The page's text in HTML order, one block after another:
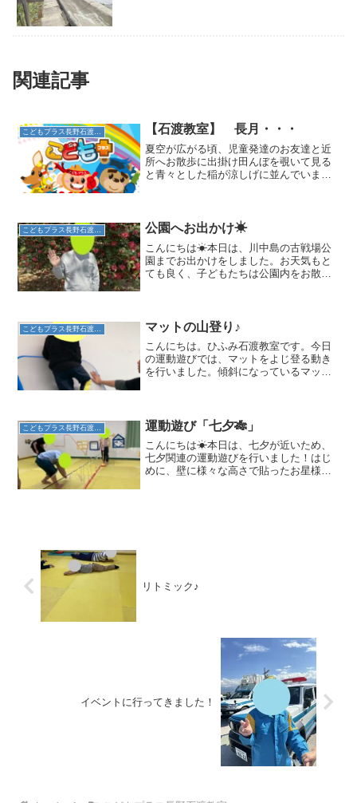
関連記事
【石渡教室】 長月・・・
夏空が広がる頃、児童発達のお友達と近
所へお散歩に出掛け田んぼを覗いて見る
と青々とした稲が涼しげに並んでいまし
(^^♪皆さんのお家の食卓...
こどもプラス長野石渡教室 公園へお出かけ☀
こんにちは☀本日は、川中島の古戦場公
園までお出かけをしました。お天気もと
ても良く、子どもたちは公園内をお散歩
ートを敷いてお弁当も食べて...
こどもプラス長野石渡教室 マットの山登り♪
こんにちは。ひふみ石渡教室です。今日
の運動遊びでは、マットをよじ登る動き
を行いました。傾斜になっているマット
足を上手に使って登る...
運動遊び「七夕🎋」
こんにちは☀本日は、七夕が近いため、
七夕関連の運動遊びを行いました！はじ
めに、壁に様々な高さで貼ったお星様を
リトミック♪
イベントに行ってきました！